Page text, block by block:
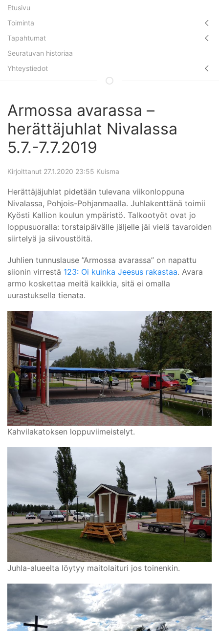
Etusivu
Toiminta
Tapahtumat
Seuratuvan historiaa
Yhteystiedot
Armossa avarassa –
herättäjuhlat Nivalassa
5.7.-7.7.2019
Kirjoittanut 27.1.2020 23:55 Kuisma
Herättäjäjuhlat pidetään tulevana viikonloppuna
Nivalassa, Pohjois-Pohjanmaalla. Juhlakenttänä toimii
Kyösti Kallion koulun ympäristö. Talkootyöt ovat jo
loppusuoralla: torstaipäivälle jäljelle jäi vielä tavaroiden
siirtelyä ja siivoustöitä.
Juhlien tunnuslause ”Armossa avarassa” on napattu
siionin virrestä 123: Oi kuinka Jeesus rakastaa. Avara
armo koskettaa meitä kaikkia, sitä ei omalla
uurastuksella tienata.
Kahvilakatoksen loppuviimeistelyt.
Juhla-alueelta löytyy maitolaituri jos toinenkin.